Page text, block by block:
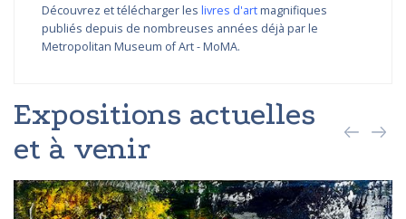
Découvrez et télécharger les livres d'artmagnifiques
publiés depuis de nombreuses années déjà par le
Metropolitan Museum of Art - MoMA.
Expositions actuelles
et à venir